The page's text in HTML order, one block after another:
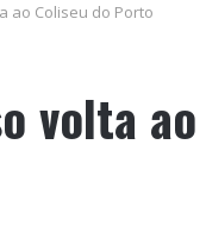
ao Coliseu do Porto
volta